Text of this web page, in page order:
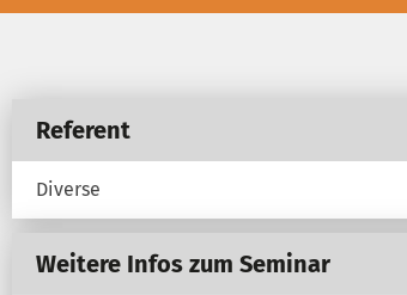
Referent
Diverse
Weitere Infos zum Seminar